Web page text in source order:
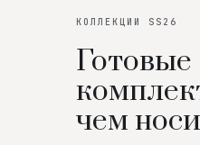
КОЛЛЕКЦИИ SS26
Готовые
чем